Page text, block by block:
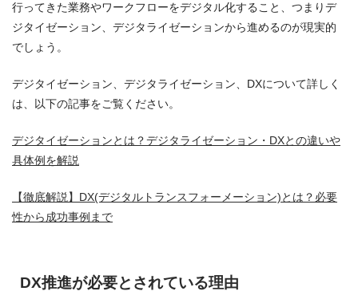
行ってきた業務やワークフローをデジタル化すること、つまりデ
ジタイゼーション、デジタライゼーションから進めるのが現実的
でしょう。
デジタイゼーション、デジタライゼーション、DXについて詳しく
は、以下の記事をご覧ください。
デジタイゼーションとは？デジタライゼーション・DXとの違いや
具体例を解説
【徹底解説】DX(デジタルトランスフォーメーション)とは？必要
性から成功事例まで
DX推進が必要とされている理由